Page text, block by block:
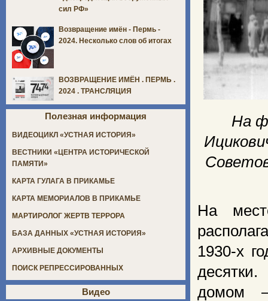
На
На
1930-х
домом
сил РФ»
Возвращение имён - Пермь -
2024. Несколько слов об итогах
ВОЗВРАЩЕНИЕ ИМЁН . ПЕРМЬ .
2024 . ТРАНСЛЯЦИЯ
Полезная информация
ВИДЕОЦИКЛ «УСТНАЯ ИСТОРИЯ»
ВЕСТНИКИ «ЦЕНТРА ИСТОРИЧЕСКОЙ
ПАМЯТИ»
КАРТА ГУЛАГА В ПРИКАМЬЕ
КАРТА МЕМОРИАЛОВ В ПРИКАМЬЕ
МАРТИРОЛОГ ЖЕРТВ ТЕРРОРА
БАЗА ДАННЫХ «УСТНАЯ ИСТОРИЯ»
АРХИВНЫЕ ДОКУМЕНТЫ
ПОИСК РЕПРЕССИРОВАННЫХ
Видео